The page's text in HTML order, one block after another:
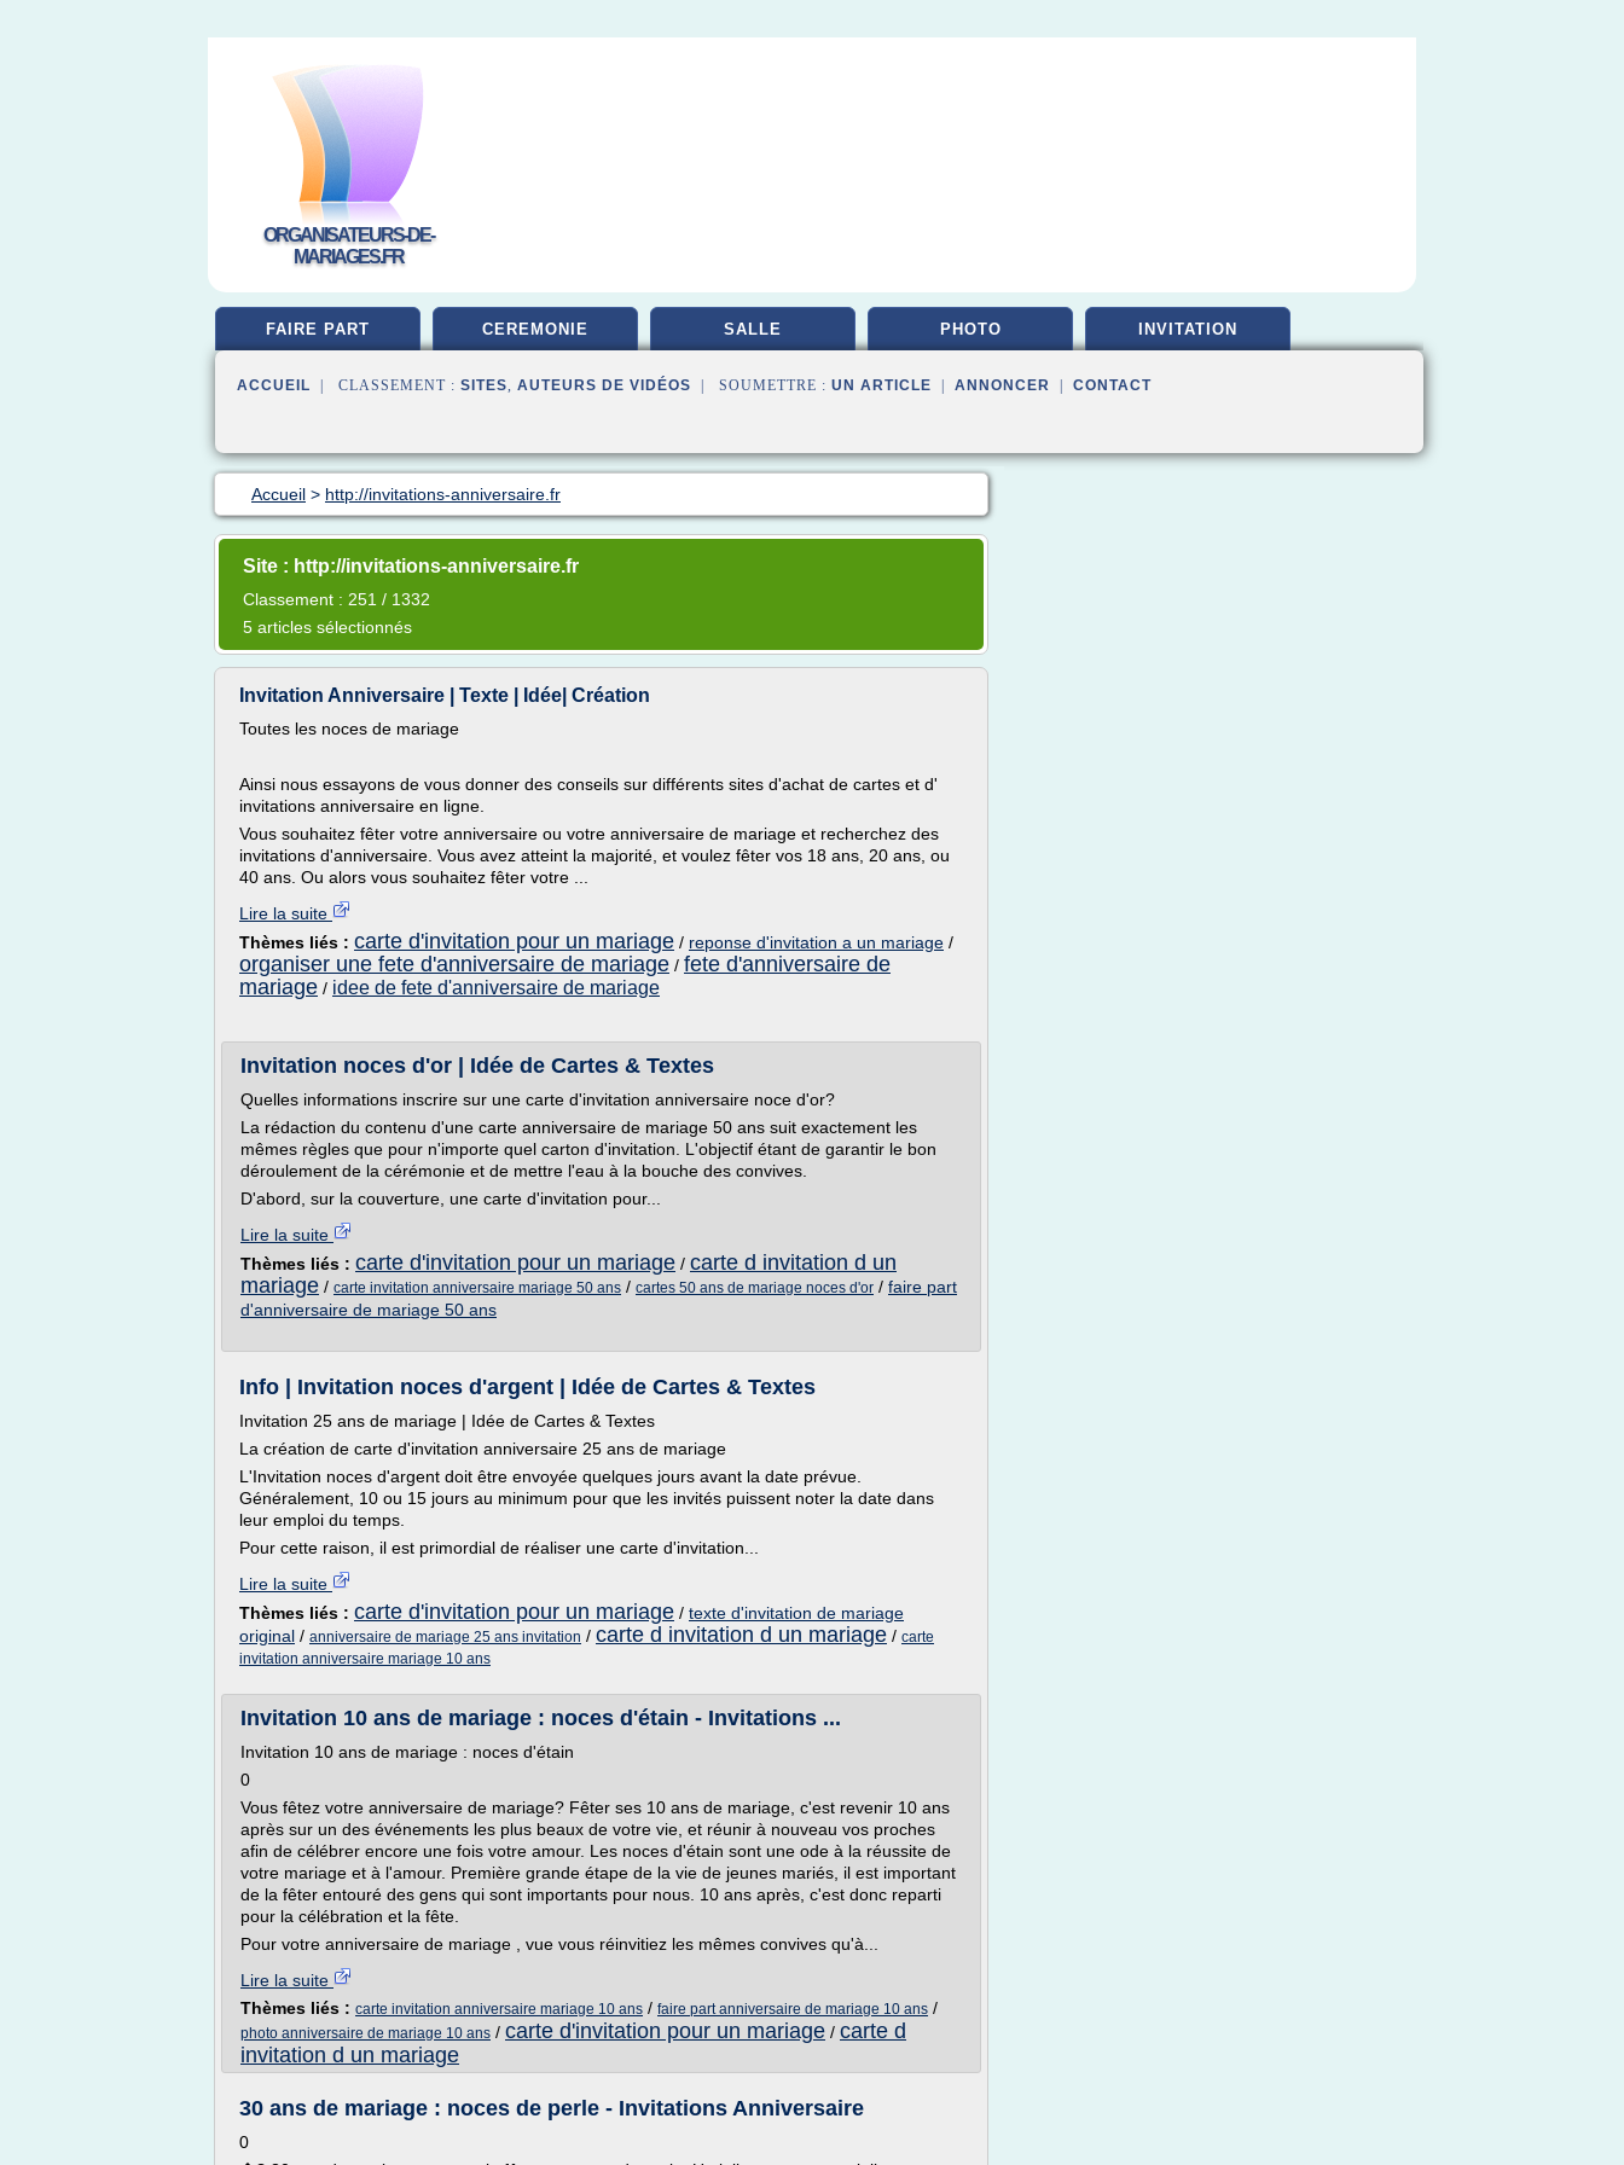
ORGANISATEURS-DE-
MARIAGES.FR
FAIRE PART CEREMONIE SALLE PHOTO INVITATION
ACCUEIL | CLASSEMENT : SITES, AUTEURS DE VIDÉOS | SOUMETTRE : UN ARTICLE ANNONCER CONTACT
Accueil > http://invitations-anniversaire.fr
Site : http://invitations-anniversaire.fr
Classement : 251 / 1332
5 articles sélectionnés
Invitation Anniversaire | Texte | Idée| Création
Toutes les noces de mariage
Ainsi nous essayons de vous donner des conseils sur différents sites d'achat de cartes et d'
invitations anniversaire en ligne.
Vous souhaitez fêter votre anniversaire ou votre anniversaire de mariage et recherchez des
invitations d'anniversaire. Vous avez atteint la majorité, et voulez fêter vos 18 ans, 20 ans, ou
40 ans. Ou alors vous souhaitez fêter votre ...
Lire la suite
Thèmes liés : carte d'invitation pour un mariage / reponse d'invitation a un mariage /
organiser une fete d'anniversaire de mariage / fete d'anniversaire de
mariage / idee de fete d'anniversaire de mariage
Invitation noces d'or | Idée de Cartes & Textes
Quelles informations inscrire sur une carte d'invitation anniversaire noce d'or?
La rédaction du contenu d'une carte anniversaire de mariage 50 ans suit exactement les
mêmes règles que pour n'importe quel carton d'invitation. L'objectif étant de garantir le bon
déroulement de la cérémonie et de mettre l'eau à la bouche des convives.
D'abord, sur la couverture, une carte d'invitation pour...
Lire la suite
Thèmes liés : carte d'invitation pour un mariage / carte d invitation d un
mariage / carte invitation anniversaire mariage 50 ans / cartes 50 ans de mariage noces d'or / faire part
d'anniversaire de mariage 50 ans
Info | Invitation noces d'argent | Idée de Cartes & Textes
Invitation 25 ans de mariage | Idée de Cartes & Textes
La création de carte d'invitation anniversaire 25 ans de mariage
L'Invitation noces d'argent doit être envoyée quelques jours avant la date prévue.
Généralement, 10 ou 15 jours au minimum pour que les invités puissent noter la date dans
leur emploi du temps.
Pour cette raison, il est primordial de réaliser une carte d'invitation...
Lire la suite
Thèmes liés : carte d'invitation pour un mariage / texte d'invitation de mariage
original / anniversaire de mariage 25 ans invitation / carte d invitation d un mariage / carte
invitation anniversaire mariage 10 ans
Invitation 10 ans de mariage : noces d'étain - Invitations ...
Invitation 10 ans de mariage : noces d'étain
0
Vous fêtez votre anniversaire de mariage? Fêter ses 10 ans de mariage, c'est revenir 10 ans
après sur un des événements les plus beaux de votre vie, et réunir à nouveau vos proches
afin de célébrer encore une fois votre amour. Les noces d'étain sont une ode à la réussite de
votre mariage et à l'amour. Première grande étape de la vie de jeunes mariés, il est important
de la fêter entouré des gens qui sont importants pour nous. 10 ans après, c'est donc reparti
pour la célébration et la fête.
Pour votre anniversaire de mariage , vue vous réinvitiez les mêmes convives qu'à...
Lire la suite
Thèmes liés : carte invitation anniversaire mariage 10 ans / faire part anniversaire de mariage 10 ans /
photo anniversaire de mariage 10 ans / carte d'invitation pour un mariage / carte d
invitation d un mariage
30 ans de mariage : noces de perle - Invitations Anniversaire
0